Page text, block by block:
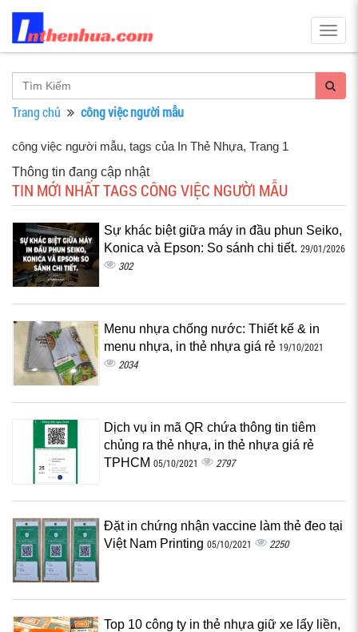
Trang chủ công việc người mẫu
công việc người mẫu, tags của In Thẻ Nhựa, Trang 1
Thông tin đang cập nhật
TIN MỚI NHẤT TAGS CÔNG VIỆC NGƯỜI MẪU
Sự khác biệt giữa máy in đầu phun Seiko,
Konica và Epson: So sánh chi tiết. 29/01/2026
302
Menu nhựa chống nước: Thiết kế & in
menu nhựa, in thẻ nhựa giá rẻ 19/10/2021
2034
Dịch vụ in mã QR chứa thông tin tiêm
chủng ra thẻ nhựa, in thẻ nhựa giá rẻ
TPHCM 05/10/2021 2797
Đặt in chứng nhận vaccine làm thẻ đeo tại
Việt Nam Printing 05/10/2021 2250
Top 10 công ty in thẻ nhựa giữ xe lấy liền,